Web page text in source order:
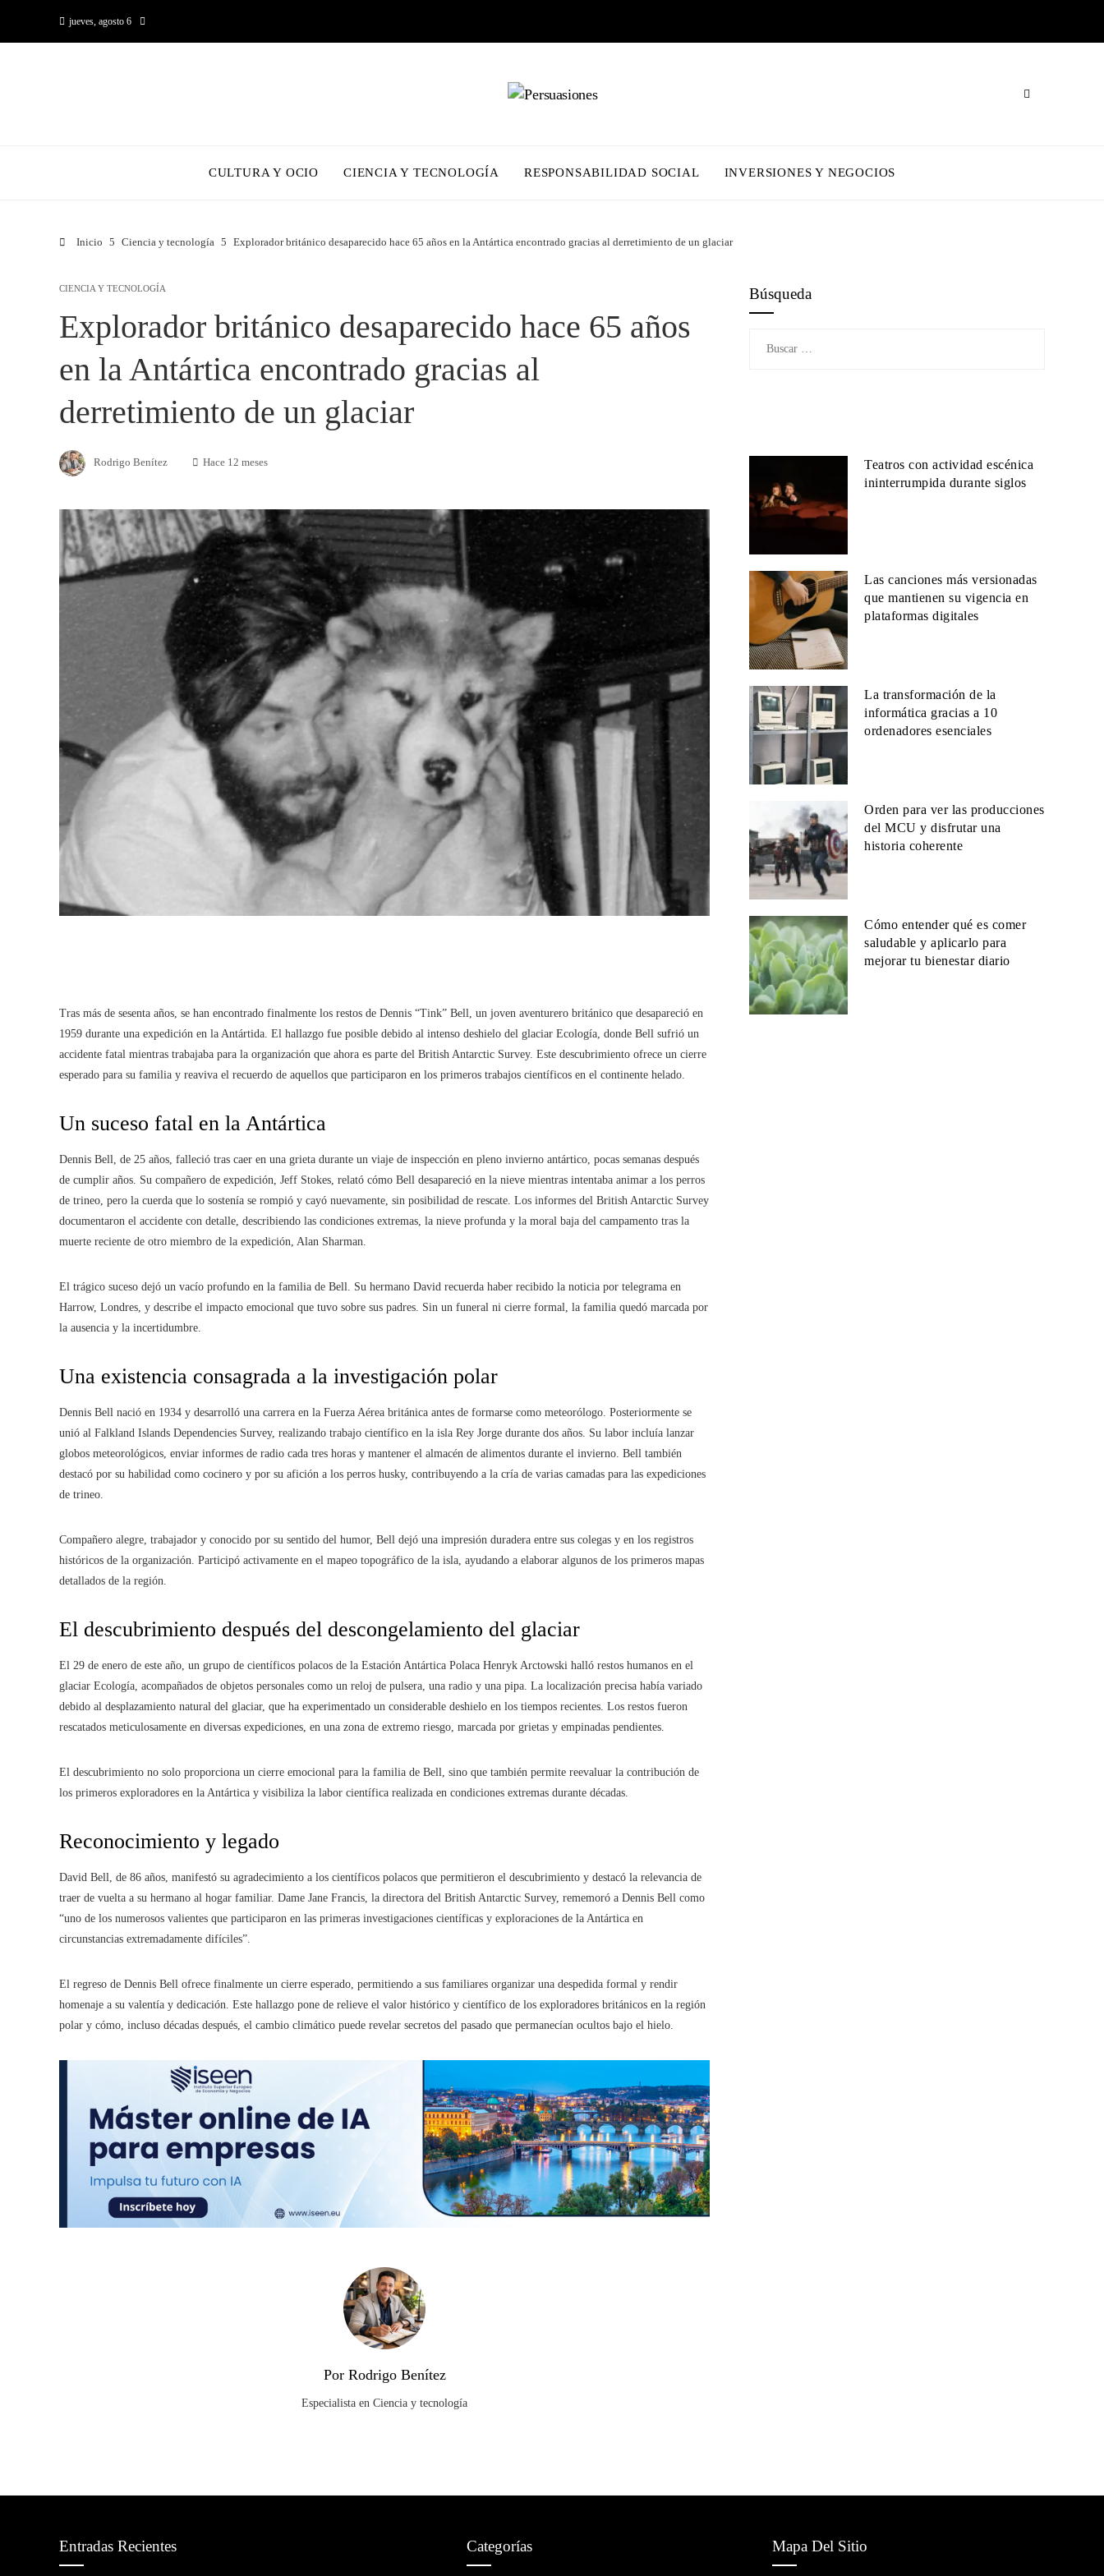
jueves, agosto 6
CULTURA Y OCIO CIENCIA Y TECNOLOGÍA RESPONSABILIDAD SOCIAL INVERSIONES Y NEGOCIOS
Inicio Ciencia y tecnología Explorador británico desaparecido hace 65 años en la Antártica encontrado gracias al derretimiento de un glaciar
CIENCIA Y TECNOLOGÍA
Explorador británico desaparecido hace 65 años
en la Antártica encontrado gracias al
derretimiento de un glaciar
Rodrigo Benítez Hace 12 meses
Tras más de sesenta años, se han encontrado finalmente los restos de Dennis “Tink” Bell, un joven aventurero británico que desapareció en
1959 durante una expedición en la Antártida. El hallazgo fue posible debido al intenso deshielo del glaciar Ecología, donde Bell sufrió un
accidente fatal mientras trabajaba para la organización que ahora es parte del British Antarctic Survey. Este descubrimiento ofrece un cierre
esperado para su familia y reaviva el recuerdo de aquellos que participaron en los primeros trabajos científicos en el continente helado.
Un suceso fatal en la Antártica
Dennis Bell, de 25 años, falleció tras caer en una grieta durante un viaje de inspección en pleno invierno antártico, pocas semanas después
de cumplir años. Su compañero de expedición, Jeff Stokes, relató cómo Bell desapareció en la nieve mientras intentaba animar a los perros
de trineo, pero la cuerda que lo sostenía se rompió y cayó nuevamente, sin posibilidad de rescate. Los informes del British Antarctic Survey
documentaron el accidente con detalle, describiendo las condiciones extremas, la nieve profunda y la moral baja del campamento tras la
muerte reciente de otro miembro de la expedición, Alan Sharman.
El trágico suceso dejó un vacío profundo en la familia de Bell. Su hermano David recuerda haber recibido la noticia por telegrama en
Harrow, Londres, y describe el impacto emocional que tuvo sobre sus padres. Sin un funeral ni cierre formal, la familia quedó marcada por
la ausencia y la incertidumbre.
Una existencia consagrada a la investigación polar
Dennis Bell nació en 1934 y desarrolló una carrera en la Fuerza Aérea británica antes de formarse como meteorólogo. Posteriormente se
unió al Falkland Islands Dependencies Survey, realizando trabajo científico en la isla Rey Jorge durante dos años. Su labor incluía lanzar
globos meteorológicos, enviar informes de radio cada tres horas y mantener el almacén de alimentos durante el invierno. Bell también
destacó por su habilidad como cocinero y por su afición a los perros husky, contribuyendo a la cría de varias camadas para las expediciones
de trineo.
Compañero alegre, trabajador y conocido por su sentido del humor, Bell dejó una impresión duradera entre sus colegas y en los registros
históricos de la organización. Participó activamente en el mapeo topográfico de la isla, ayudando a elaborar algunos de los primeros mapas
detallados de la región.
El descubrimiento después del descongelamiento del glaciar
El 29 de enero de este año, un grupo de científicos polacos de la Estación Antártica Polaca Henryk Arctowski halló restos humanos en el
glaciar Ecología, acompañados de objetos personales como un reloj de pulsera, una radio y una pipa. La localización precisa había variado
debido al desplazamiento natural del glaciar, que ha experimentado un considerable deshielo en los tiempos recientes. Los restos fueron
rescatados meticulosamente en diversas expediciones, en una zona de extremo riesgo, marcada por grietas y empinadas pendientes.
El descubrimiento no solo proporciona un cierre emocional para la familia de Bell, sino que también permite reevaluar la contribución de
los primeros exploradores en la Antártica y visibiliza la labor científica realizada en condiciones extremas durante décadas.
Reconocimiento y legado
David Bell, de 86 años, manifestó su agradecimiento a los científicos polacos que permitieron el descubrimiento y destacó la relevancia de
traer de vuelta a su hermano al hogar familiar. Dame Jane Francis, la directora del British Antarctic Survey, rememoró a Dennis Bell como
“uno de los numerosos valientes que participaron en las primeras investigaciones científicas y exploraciones de la Antártica en
circunstancias extremadamente difíciles”.
El regreso de Dennis Bell ofrece finalmente un cierre esperado, permitiendo a sus familiares organizar una despedida formal y rendir
homenaje a su valentía y dedicación. Este hallazgo pone de relieve el valor histórico y científico de los exploradores británicos en la región
polar y cómo, incluso décadas después, el cambio climático puede revelar secretos del pasado que permanecían ocultos bajo el hielo.
Por Rodrigo Benítez
Especialista en Ciencia y tecnología
Búsqueda
Teatros con actividad escénica
ininterrumpida durante siglos
Las canciones más versionadas
que mantienen su vigencia en
plataformas digitales
La transformación de la
informática gracias a 10
ordenadores esenciales
Orden para ver las producciones
del MCU y disfrutar una
historia coherente
Cómo entender qué es comer
saludable y aplicarlo para
mejorar tu bienestar diario
Entradas Recientes Categorías Mapa Del Sitio